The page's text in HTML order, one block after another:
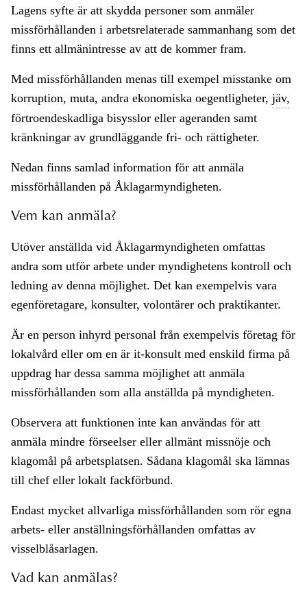
Lagens syfte är att skydda personer som anmäler
missförhållanden i arbetsrelaterade sammanhang som det
finns ett allmänintresse av att de kommer fram.
Med missförhållanden menas till exempel misstanke om
korruption, muta, andra ekonomiska oegentligheter, jäv,
förtroendeskadliga bisysslor eller ageranden samt
kränkningar av grundläggande fri- och rättigheter.
Nedan finns samlad information för att anmäla
missförhållanden på Åklagarmyndigheten.
Vem kan anmäla?
Utöver anställda vid Åklagarmyndigheten omfattas
andra som utför arbete under myndighetens kontroll och
ledning av denna möjlighet. Det kan exempelvis vara
egenföretagare, konsulter, volontärer och praktikanter.
Är en person inhyrd personal från exempelvis företag för
lokalvård eller om en är it-konsult med enskild firma på
uppdrag har dessa samma möjlighet att anmäla
missförhållanden som alla anställda på myndigheten.
Observera att funktionen inte kan användas för att
anmäla mindre förseelser eller allmänt missnöje och
klagomål på arbetsplatsen. Sådana klagomål ska lämnas
till chef eller lokalt fackförbund.
Endast mycket allvarliga missförhållanden som rör egna
arbets- eller anställningsförhållanden omfattas av
visselblåsarlagen.
Vad kan anmälas?